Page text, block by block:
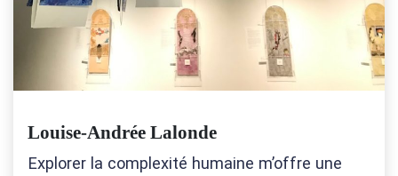
Louise-Andrée Lalonde
Explorer la complexité humaine m’offre une